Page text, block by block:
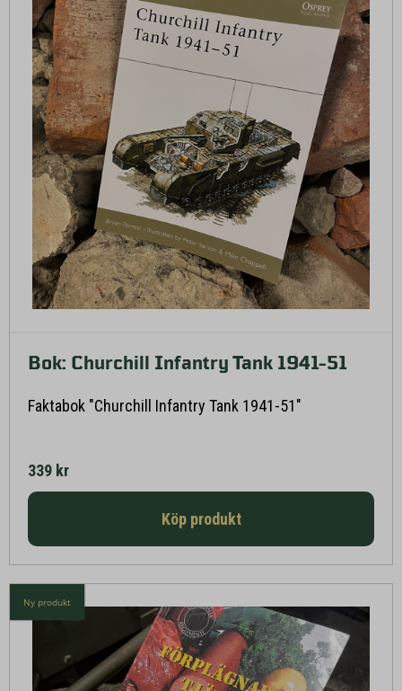
Bok: Churchill Infantry Tank 1941-51
Faktabok "Churchill Infantry Tank 1941-51"
339 kr
Köp produkt
Ny produkt
Läs mer här